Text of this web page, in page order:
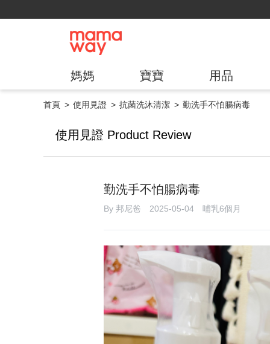
媽媽 寶寶 用品
首頁 使用見證 抗菌洗沐清潔 勤洗手不怕腸病毒
使用見證 Product Review
勤洗手不怕腸病毒
By 邦尼爸 2025-05-04 哺乳6個月